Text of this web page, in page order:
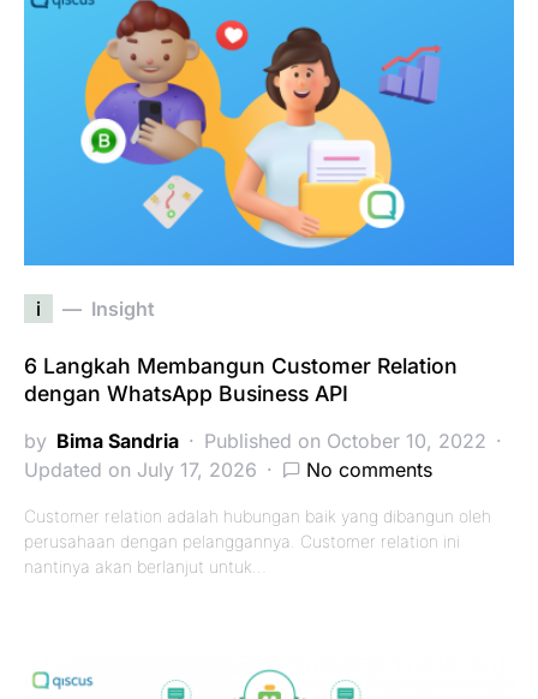
i Insight
6 Langkah Membangun Customer Relation
dengan WhatsApp Business API
by Bima Sandria
Published on October 10, 2022
Updated on July 17, 2026
No comments
Customer relation adalah hubungan baik yang dibangun oleh
perusahaan dengan pelanggannya. Customer relation ini
nantinya akan berlanjut untuk…